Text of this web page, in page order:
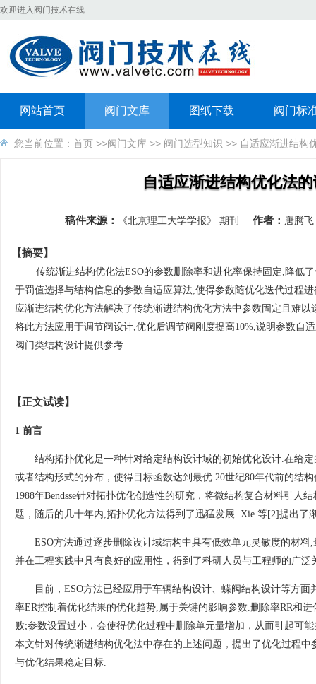
欢迎进入阀门技术在线
网站首页 阀门文库 图纸下载 阀门标
您当前位置： 首页 >>阀门文库 >> 阀门选型知识 >> 自适应渐进结构
自适应渐进结构优化法
稿件来源： 《北京理工大学学报》 期刊 作者： 唐腾
【摘要】
传统渐进结构优化法ESO的参数删除率和进化率保持固定,降低
于罚值选择与结构信息的参数自适应算法,使得参数随优化迭代过程
应渐进结构优化方法解决了传统渐进结构优化方法中参数固定且难
将此方法应用于调节阀设计,优化后调节阀刚度提高10%,说明参数自
阀门类结构设计提供参考.
【正文试读】
1 前言
结构拓扑优化是一种针对给定结构设计域的初始优化设计.在给
或者结构形式的分布，使得目标函数达到最优.20世纪80年代前的结
1988年Bendsse针对拓扑优化创造性的研究，将微结构复合材料引人
题，随后的几十年内,拓扑优化方法得到了迅猛发展. Xie 等[2]提出了
ESO方法通过逐步删除设计域结构中具有低效单元灵敏度的材
并在工程实践中具有良好的应用性，得到了科研人员与工程师的广泛
目前，ESO方法已经应用于车辆结构设计、蝶阀结构设计等方
率ER控制着优化结果的优化趋势,属于关键的影响参数.删除率RR和
败;参数设置过小，会使得优化过程中删除单元量增加，从而引起可
本文针对传统渐进结构优化法中存在的上述问题，提出了优化过程
与优化结果稳定目标.